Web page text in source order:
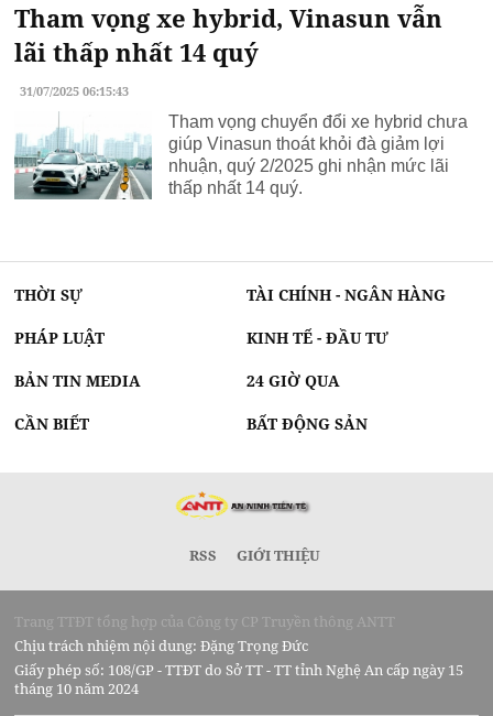
Tham vọng xe hybrid, Vinasun vẫn
lãi thấp nhất 14 quý
31/07/2025 06:15:43
Tham vọng chuyển đổi xe hybrid chưa
giúp Vinasun thoát khỏi đà giảm lợi
nhuận, quý 2/2025 ghi nhận mức lãi
thấp nhất 14 quý.
THỜI SỰ TÀI CHÍNH - NGÂN HÀNG
PHÁP LUẬT KINH TẾ - ĐẦU TƯ
BẢN TIN MEDIA 24 GIỜ QUA
CẦN BIẾT BẤT ĐỘNG SẢN
RSS GIỚI THIỆU
Trang TTĐT tổng hợp của Công ty CP Truyền thông ANTT
Chịu trách nhiệm nội dung: Đặng Trọng Đức
Giấy phép số: 108/GP - TTĐT do Sở TT - TT tỉnh Nghệ An cấp ngày 15
tháng 10 năm 2024